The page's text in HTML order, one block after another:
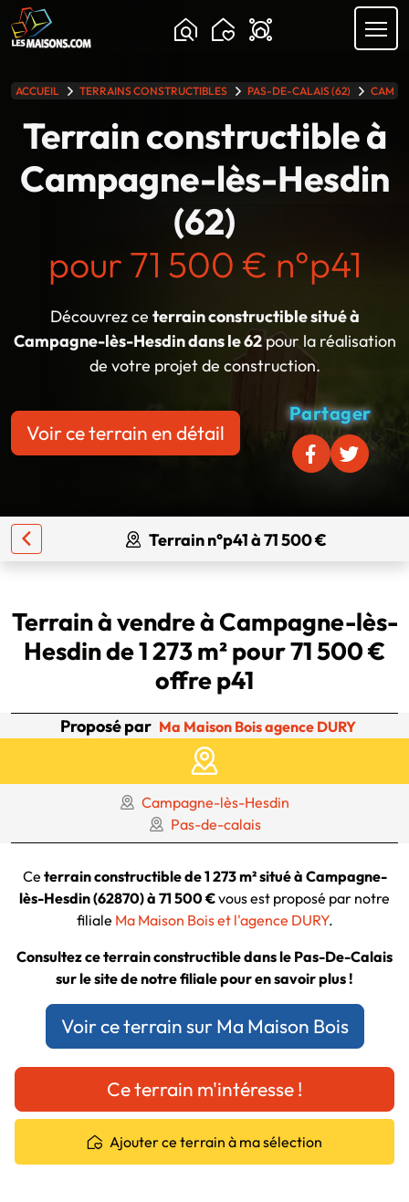
ACCUEIL TERRAINS CONSTRUCTIBLES PAS-DE-CALAIS (62)
Terrain constructible à
Campagne-lès-Hesdin
(62)
pour 71 500 € n°p41
Découvrez ce terrain constructible situé à
Campagne-lès-Hesdin dans le 62pour la réalisation
de votre projet de construction.
Voir ce terrain en détail
Partager
Terrain n°p41 à 71 500 €
Terrain à vendre à Campagne-lès-
Hesdin de 1 273 m² pour 71 500 €
offre p41
Proposé par Ma Maison Bois agence DURY
Campagne-lès-Hesdin
Pas-de-calais
Ce terrain constructible de 1 273 m² situé à Campagne-
lès-Hesdin (62870) à 71 500 €vous est proposé par notre
filiale Ma Maison Bois et l'agence DURY.
Consultez ce terrain constructible dans le Pas-De-Calais
sur le site de notre filiale pour en savoir plus !
Voir ce terrain sur Ma Maison Bois
Ce terrain m'intéresse !
Ajouter ce terrain à ma sélection